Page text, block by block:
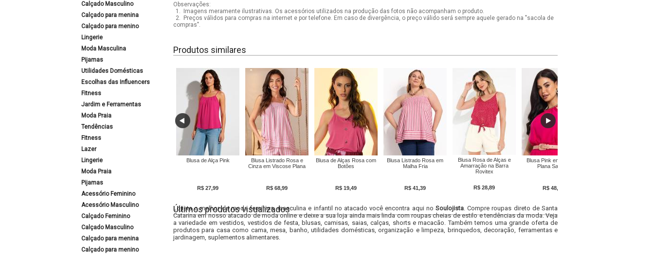
Calçado Masculino
Calçado para menina
Calçado para menino
Lingerie
Moda Masculina
Pijamas
Utilidades Domésticas
Escolhas das Influencers
Fitness
Jardim e Ferramentas
Moda Praia
Tendências
Fitness
Lazer
Lingerie
Moda Praia
Pijamas
Acessório Feminino
Acessório Masculino
Calçado Feminino
Calçado Masculino
Calçado para menina
Calçado para menino
Observações:
1.
Imagens meramente ilustrativas. Os acessórios utilizados na produção das fotos não acompanham o produto.
2.
Preços válidos para compras na internet e por telefone. Em caso de divergência, o preço válido será sempre aquele gerado na "sacola de
compras".
Produtos similares
Blusa de Alça Pink
R$ 27,99
Blusa Listrado Rosa e
Cinza em Viscose Plana
R$ 68,99
Blusa de Alças Rosa com
Botões
R$ 19,49
Blusa Listrado Rosa em
Malha Fria
R$ 41,39
Blusa Rosa de Alças e
Amarração na Barra
Rovitex
R$ 28,89
Blusa Pink em Viscose
Plana Sarjada
R$ 48,79
Últimos produtos visualizados
Lojista o melhor da moda feminina, masculina e infantil no atacado você encontra aqui no Soulojista. Compre roupas direto de Santa
Catarina em nosso atacado de moda online e deixe a sua loja ainda mais linda com roupas cheias de estilo e tendências da moda. Veja
a variedade em vestidos, vestidos de festa, blusas, camisas, saias, calças, shorts e macacão. Também temos uma grande oferta de
produtos para casa como cama, mesa, banho, utilidades domésticas, organização e limpeza, brinquedos, decoração, ferramentas e
jardinagem, suplementos alimentares.